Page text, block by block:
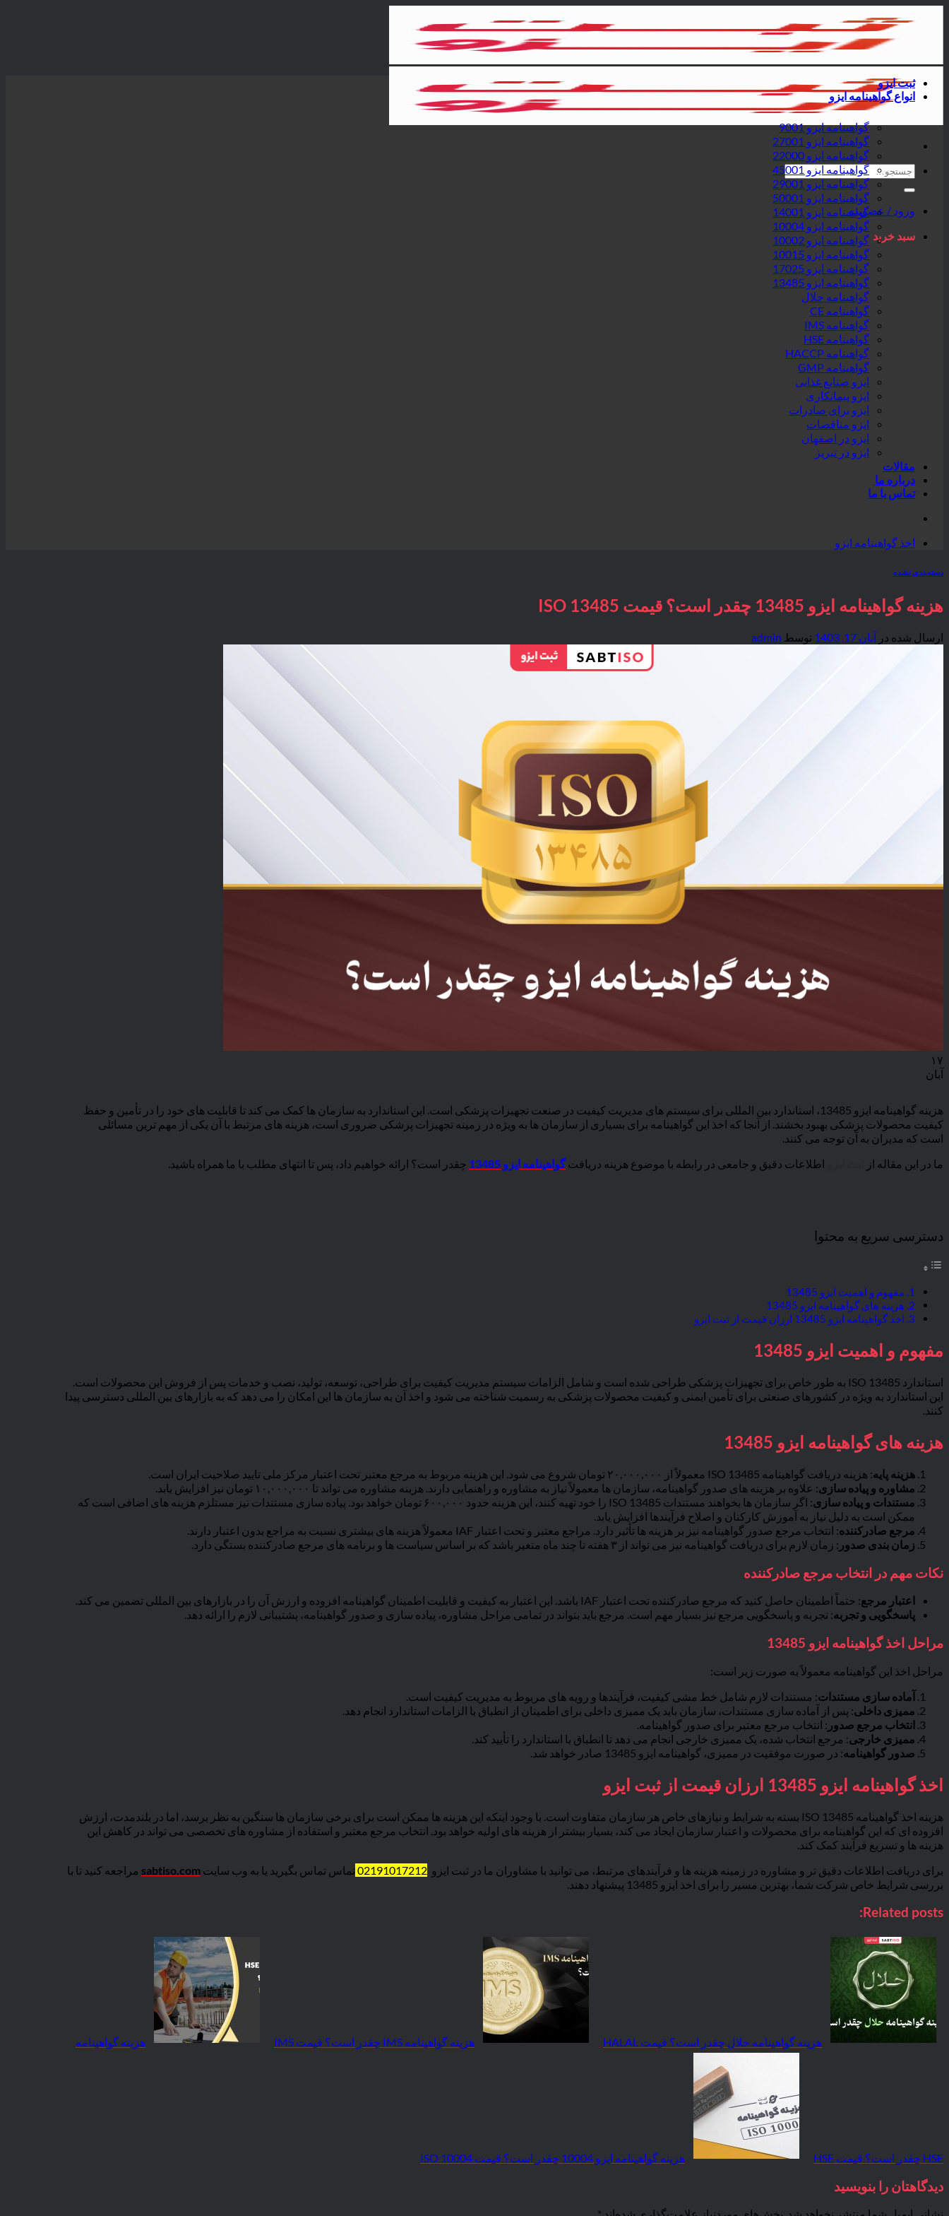
جستجو
برای:
ورود / عضویت
سبد خرید
ثبت ایزو
انواع گواهینامه ایزو
گواهینامه ایزو 9001
گواهینامه ایزو 27001
گواهینامه ایزو 22000
گواهینامه ایزو 45001
گواهینامه ایزو 29001
گواهینامه ایزو 50001
گواهینامه ایزو 14001
گواهینامه ایزو 10004
گواهینامه ایزو 10002
گواهینامه ایزو 10015
گواهینامه ایزو 17025
گواهینامه ایزو 13485
گواهینامه حلال
گواهینامه CE
گواهینامه IMS
گواهینامه HSE
گواهینامه HACCP
گواهینامه GMP
ایزو صنایع غذایی
ایزو پیمانکاری
ایزو برای صادرات
ایزو مناقصات
ایزو در اصفهان
ایزو در تبریز
مقالات
درباره ما
تماس با ما
اخذ گواهینامه ایزو
دسته‌بندی نشده
هزینه گواهینامه ایزو 13485 چقدر است؟ قیمت ISO 13485
ارسال شده در آبان 17, 1403 توسط admin
۱۷
آبان
هزینه گواهینامه ایزو 13485، استاندارد بین المللی برای سیستم های مدیریت کیفیت در صنعت تجهیزات پزشکی است. این استاندارد به سازمان ها کمک می کند تا قابلیت های خود را در تأمین و حفظ
کیفیت محصولات پزشکی بهبود بخشند. از آنجا که اخذ این گواهینامه برای بسیاری از سازمان ها به ویژه در زمینه تجهیزات پزشکی ضروری است، هزینه های مرتبط با آن یکی از مهم ترین مسائلی
است که مدیران به آن توجه می کنند.
ما در این مقاله از
اطلاعات دقیق و جامعی در رابطه با موضوع هزینه دریافتگواهینامه ایزو 13485 چقدر است؟ ارائه خواهیم داد، پس تا انتهای مطلب با ما همراه باشید.
دسترسی سریع به محتوا
مفهوم و اهمیت ایزو 13485
هزینه های گواهینامه ایزو 13485
اخذ گواهینامه ایزو 13485 ارزان قیمت از ثبت ایزو
مفهوم و اهمیت ایزو 13485
استاندارد ISO 13485 به طور خاص برای تجهیزات پزشکی طراحی شده است و شامل الزامات سیستم مدیریت کیفیت برای طراحی، توسعه، تولید، نصب و خدمات پس از فروش این محصولات است.
این استاندارد به ویژه در کشورهای صنعتی برای تأمین ایمنی و کیفیت محصولات پزشکی به رسمیت شناخته می شود و اخذ آن به سازمان ها این امکان را می دهد که به بازارهای بین المللی دسترسی پیدا
کنند.
هزینه های گواهینامه ایزو 13485
هزینه پایه: هزینه دریافت گواهینامه ISO 13485 معمولاً از ۲۰,۰۰۰,۰۰۰ تومان شروع می شود. این هزینه مربوط به مرجع معتبر تحت اعتبار مرکز ملی تایید صلاحیت ایران است.
مشاوره و پیاده سازی: علاوه بر هزینه های صدور گواهینامه، سازمان ها معمولاً نیاز به مشاوره و راهنمایی دارند. هزینه مشاوره می تواند تا ۱۰,۰۰۰,۰۰۰ تومان نیز افزایش یابد.
مستندات و پیاده سازی
: اگر سازمان ها بخواهند مستندات ISO 13485 را خود تهیه کنند، این هزینه حدود ۶۰۰,۰۰۰ تومان خواهد بود. پیاده سازی مستندات نیز مستلزم هزینه های اضافی است که
ممکن است به دلیل نیاز به آموزش کارکنان و اصلاح فرآیندها افزایش یابد.
مرجع صادرکننده: انتخاب مرجع صدور گواهینامه نیز بر هزینه ها تأثیر دارد. مراجع معتبر و تحت اعتبار IAF معمولاً هزینه های بیشتری نسبت به مراجع بدون اعتبار دارند.
زمان بندی صدور : زمان لازم برای دریافت گواهینامه نیز می تواند از ۳ هفته تا چند ماه متغیر باشد که بر اساس سیاست ها و برنامه های مرجع صادرکننده بستگی دارد.
نکات مهم در انتخاب مرجع صادرکننده
اعتبار مرجع: حتماً اطمینان حاصل کنید که مرجع صادرکننده تحت اعتبار IAF باشد. این اعتبار به کیفیت و قابلیت اطمینان گواهینامه افزوده و ارزش آن را در بازارهای بین المللی تضمین می کند.
پاسخگویی و تجربه: تجربه و پاسخگویی مرجع نیز بسیار مهم است. مرجع باید بتواند در تمامی مراحل مشاوره، پیاده سازی و صدور گواهینامه، پشتیبانی لازم را ارائه دهد.
مراحل اخذ گواهینامه ایزو 13485
مراحل اخذ این گواهینامه معمولاً به صورت زیر است:
آماده سازی مستندات: مستندات لازم شامل خط مشی کیفیت، فرآیندها و رویه های مربوط به مدیریت کیفیت است.
ممیزی داخلی: پس از آماده سازی مستندات، سازمان باید یک ممیزی داخلی برای اطمینان از انطباق با الزامات استاندارد انجام دهد.
انتخاب مرجع صدور : انتخاب مرجع معتبر برای صدور گواهینامه.
ممیزی خارجی: مرجع انتخاب شده، یک ممیزی خارجی انجام می دهد تا انطباق با استاندارد را تأیید کند.
صدور گواهینامه: در صورت موفقیت در ممیزی، گواهینامه ایزو 13485 صادر خواهد شد.
اخذ گواهینامه ایزو 13485 ارزان قیمت از ثبت ایزو
هزینه اخذ گواهینامه ISO 13485 بسته به شرایط و نیازهای خاص هر سازمان متفاوت است. با وجود اینکه این هزینه ها ممکن است برای برخی سازمان ها سنگین به نظر برسد، اما در بلندمدت، ارزش
افزوده ای که این گواهینامه برای محصولات و اعتبار سازمان ایجاد می کند، بسیار بیشتر از هزینه های اولیه خواهد بود. انتخاب مرجع معتبر و استفاده از مشاوره های تخصصی می تواند در کاهش این
هزینه ها و تسریع فرآیند کمک کند.
برای دریافت اطلاعات دقیق تر و مشاوره در زمینه هزینه ها و فرآیندهای مرتبط، می توانید با مشاوران ما در ثبت ایزو 02191017212تماس تماس بگیرید یا به وب سایت sabtiso.com مراجعه کنید تا با
بررسی شرایط خاص شرکت شما، بهترین مسیر را برای اخذ ایزو 13485 پیشنهاد دهند.
Related posts:
هزینه گواهینامه حلال چقدر است؟ قیمت HALAL هزینه گواهینامه IMS چقدر است؟ قیمت IMS هزینه گواهینامه
HSE چقدر است؟ قیمت HSE هزینه گواهینامه ایزو 10004 چقدر است؟ قیمت ISO 10004
دیدگاهتان را بنویسید